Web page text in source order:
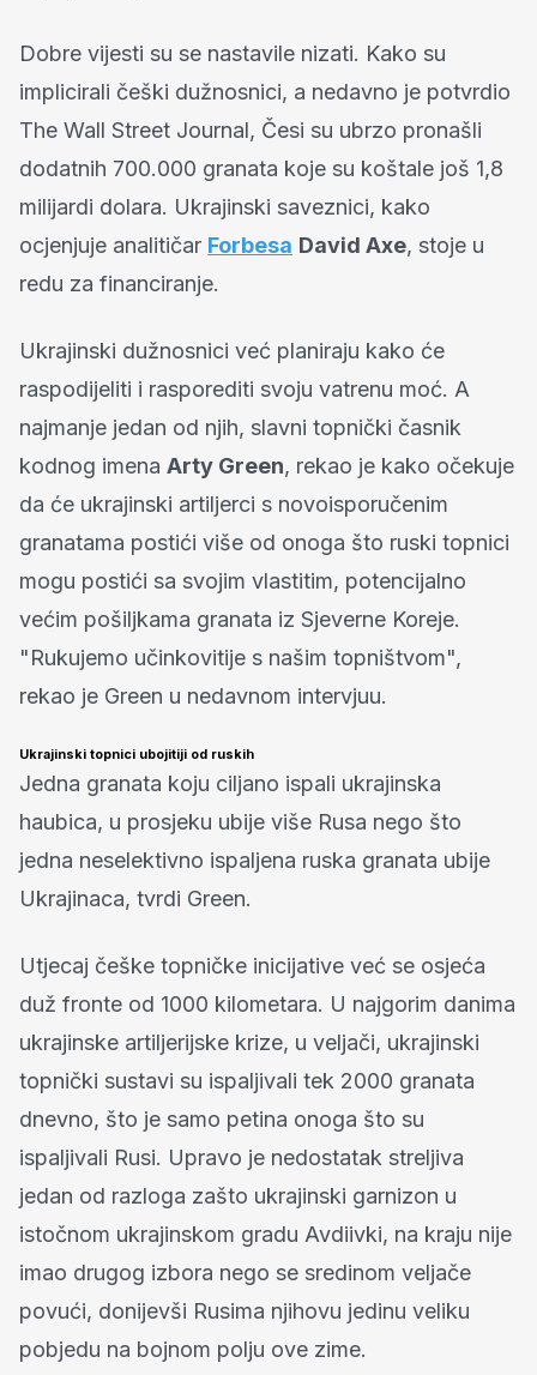
Dobre vijesti su se nastavile nizati. Kako su
implicirali češki dužnosnici, a nedavno je potvrdio
The Wall Street Journal, Česi su ubrzo pronašli
dodatnih 700.000 granata koje su koštale još 1,8
milijardi dolara. Ukrajinski saveznici, kako
ocjenjuje analitičar Forbesa David Axe, stoje u
redu za financiranje.
Ukrajinski dužnosnici već planiraju kako će
raspodijeliti i rasporediti svoju vatrenu moć. A
najmanje jedan od njih, slavni topnički časnik
kodnog imena Arty Green, rekao je kako očekuje
da će ukrajinski artiljerci s novoisporučenim
granatama postići više od onoga što ruski topnici
mogu postići sa svojim vlastitim, potencijalno
većim pošiljkama granata iz Sjeverne Koreje.
"Rukujemo učinkovitije s našim topništvom",
rekao je Green u nedavnom intervjuu.
Ukrajinski topnici ubojitiji od ruskih
Jedna granata koju ciljano ispali ukrajinska
haubica, u prosjeku ubije više Rusa nego što
jedna neselektivno ispaljena ruska granata ubije
Ukrajinaca, tvrdi Green.
Utjecaj češke topničke inicijative već se osjeća
duž fronte od 1000 kilometara. U najgorim danima
ukrajinske artiljerijske krize, u veljači, ukrajinski
topnički sustavi su ispaljivali tek 2000 granata
dnevno, što je samo petina onoga što su
ispaljivali Rusi. Upravo je nedostatak streljiva
jedan od razloga zašto ukrajinski garnizon u
istočnom ukrajinskom gradu Avdiivki, na kraju nije
imao drugog izbora nego se sredinom veljače
povući, donijevši Rusima njihovu jedinu veliku
pobjedu na bojnom polju ove zime.